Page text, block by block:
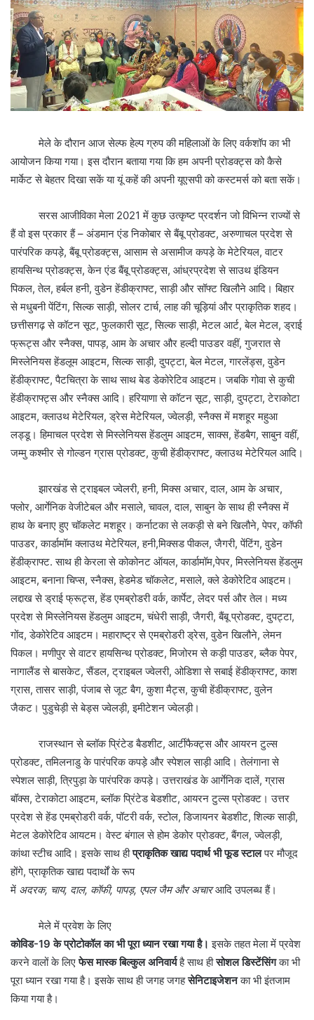
मेले के दौरान आज सेल्फ हेल्प ग्रुप की महिलाओं के लिए वर्कशॉप का भी
आयोजन किया गया। इस दौरान बताया गया कि हम अपनी प्रोडक्ट्स को कैसे
मार्केट से बेहतर दिखा सकें या यूं कहें की अपनी यूएसपी को कस्टमर्स को बता सकें।
सरस आजीविका मेला 2021 में कुछ उत्कृष्ट प्रदर्शन जो विभिन्न राज्यों से
हैं वो इस प्रकार हैं – अंडमान एंड निकोबार से बैंबू प्रोडक्ट, अरुणाचल प्रदेश से
पारंपरिक कपड़े, बैंबू प्रोडक्ट्स, आसाम से असामीज कपड़े के मेटेरियल, वाटर
हायसिन्थ प्रोडक्ट्स, केन एंड बैंबू प्रोडक्ट्स, आंध्रप्रदेश से साउथ इंडियन
पिकल, तेल, हर्बल हनी, वुडेन हेंडीक्राफ्ट, साड़ी और सॉफ्ट खिलौने आदि। बिहार
से मधुबनी पेंटिंग, सिल्क साड़ी, सोलर टार्च, लाह की चूड़ियां और प्राकृतिक शहद।
छत्तीसगढ़ से कॉटन सूट, फुलकारी सूट, सिल्क साड़ी, मेटल आर्ट, बेल मेटल, ड्राई
फ्रूट्स और स्नैक्स, पापड़, आम के अचार और हल्दी पाउडर वहीं, गुजरात से
मिस्लेनियस हेंडलूम आइटम, सिल्क साड़ी, दुपट्टा, बेल मेटल, गारलेंड्स, वुडेन
हेंडीक्राफ्ट, पैटचित्रा के साथ साथ बेड डेकोरेटिव आइटम। जबकि गोवा से कुची
हेंडीक्राफ्ट्स और स्नैक्स आदि। हरियाणा से कॉटन सूट, साड़ी, दुपट्टा, टेराकोटा
आइटम, क्लाउथ मेटेरियल, ड्रेस मेटेरियल, ज्वेलड़ी, स्नैक्स में मशहूर महुआ
लड्डू। हिमाचल प्रदेश से मिस्लेनियस हेंडलुम आइटम, साक्स, हेंडबैग, साबुन वहीं,
जम्मु कश्मीर से गोल्डन ग्रास प्रोडक्ट, कुची हेंडीक्राफ्ट, क्लाउथ मेटेरियल आदि।
झारखंड से ट्राइबल ज्वेलरी, हनी, मिक्स अचार, दाल, आम के अचार,
फ्लोर, आर्गेनिक वेजीटेबल और मसाले, चावल, दाल, साबुन के साथ ही स्नैक्स में
हाथ के बनाए हुए चॉकलेट मशहूर। कर्नाटका से लकड़ी से बने खिलौने, पेपर, कॉफी
पाउडर, कार्डामॉम क्लाउथ मेटेरियल, हनी,मिक्सड पीकल, जैगरी, पेंटिंग, वुडेन
हेंडीक्राफ्ट. साथ ही केरला से कोकोनट ऑयल, कार्डामॉम,पेपर, मिस्लेनियस हेंडलुम
आइटम, बनाना चिप्स, स्नैक्स, हेडमेड चॉकलेट, मसाले, क्ले डेकोरेटिव आइटम।
लद्दाख से ड्राई फ्रूट्स, हेंड एमब्रोडरी वर्क, कार्पेट, लेदर पर्स और तेल। मध्य
प्रदेश से मिस्लेनियस हेंडलुम आइटम, चंधेरी साड़ी, जैगरी, बैंबू प्रोडक्ट, दुपट्टा,
गोंद, डेकोरेटिव आइटम। महाराष्ट्र से एमब्रोडरी ड्रेस, वुडेन खिलौने, लेमन
पिकल। मणीपुर से वाटर हायसिन्थ प्रोडक्ट, मिजोरम से कड़ी पाउडर, ब्लैक पेपर,
नागालैंड से बासकेट, सैंडल, ट्राइबल ज्वेलरी, ओडिशा से सबाई हेंडीक्राफ्ट, काश
ग्रास, तासर साड़ी, पंजाब से जूट बैग, कुशा मैट्स, कुची हेंडीक्राफ्ट, वुलेन
जैकट। पुडुचेड़ी से बेड्स ज्वेलड़ी, इमीटेशन ज्वेलड़ी।
राजस्थान से ब्लॉक प्रिंटेड बैडशीट, आर्टीफैक्ट्स और आयरन टुल्स
प्रोडक्ट, तमिलनाडु के पारंपरिक कपड़े और स्पेशल साड़ी आदि। तेलंगाना से
स्पेशल साड़ी, त्रिपुड़ा के पारंपरिक कपड़े। उत्तराखंड के आर्गेनिक दालें, ग्रास
बॉक्स, टेराकोटा आइटम, ब्लॉक प्रिंटेड बेडशीट, आयरन टुल्स प्रोडक्ट। उत्तर
प्रदेश से हेंड एमब्रोडरी वर्क, पॉटरी वर्क, स्टोल, डिजायनर बेडशीट, शिल्क साड़ी,
मेटल डेकोरेटिव आयटम। वेस्ट बंगाल से होम डेकोर प्रोडक्ट, बैंगल, ज्वेलड़ी,
कांथा स्टीच आदि। इसके साथ हीप्राकृतिकखाद्यपदार्थभीफूडस्टालपर मौजूद
होंगे, प्राकृतिक खाद्य पदार्थों के रूप
में अदरक, चाय, दाल, कॉफी, पापड़, एपल जैमऔरअचारआदि उपलब्ध हैं।
मेले में प्रवेश के लिए
कोविड-19केप्रोटोकॉलकाभीपूराध्यानरखागयाहै। इसके तहत मेला में प्रवेश
करने वालों के लिएफेसमास्कबिल्कुलअनिवार्यहै साथ हीसोशलडिस्टेंसिंगका भी
पूरा ध्यान रखा गया है। इसके साथ ही जगह जगहसेनिटाइजेशनका भी इंतजाम
किया गया है।